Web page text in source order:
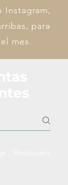
Instagram,
para
mes.